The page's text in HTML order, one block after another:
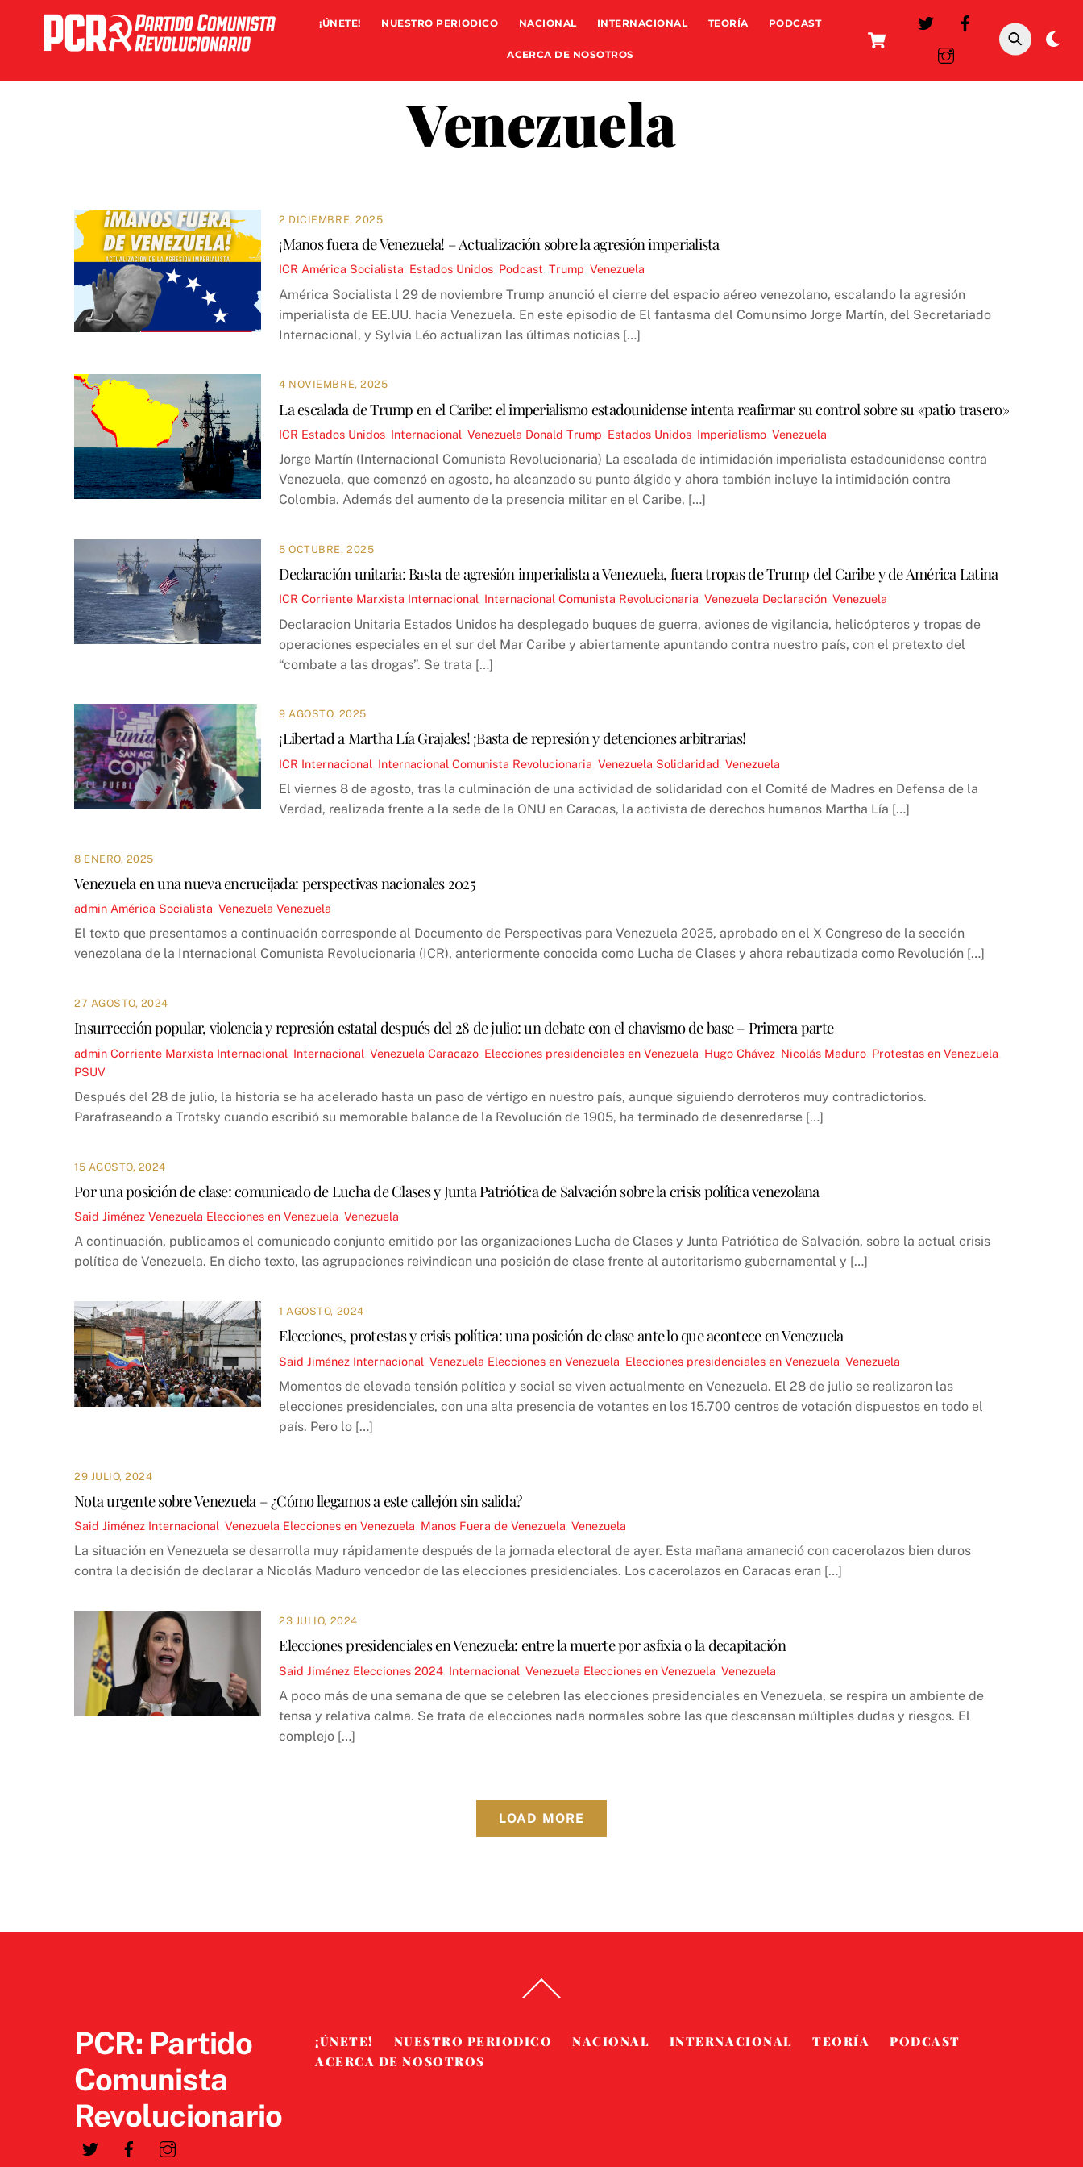
content
Cart
¡ÚNETE! NUESTRO PERIODICO NACIONAL INTERNACIONAL TEORÍA PODCAST
ACERCA DE NOSOTROS
Venezuela
2 DICIEMBRE, 2025
¡Manos fuera de Venezuela! – Actualización sobre la agresión imperialista
ICR América Socialista Estados Unidos Podcast ,Trump ,Venezuela
América Socialista l 29 de noviembre Trump anunció el cierre del espacio aéreo venezolano, escalando la agresión
imperialista de EE.UU. hacia Venezuela. En este episodio de El fantasma del Comunsimo Jorge Martín, del Secretariado
Internacional, y Sylvia Léo actualizan las últimas noticias […]
4 NOVIEMBRE, 2025
La escalada de Trump en el Caribe: el imperialismo estadounidense intenta reafirmar su control sobre su «patio trasero»
ICR Estados Unidos Internacional ,Venezuela Donald Trump Estados Unidos Imperialismo ,Venezuela
Jorge Martín (Internacional Comunista Revolucionaria) La escalada de intimidación imperialista estadounidense contra
Venezuela, que comenzó en agosto, ha alcanzado su punto álgido y ahora también incluye la intimidación contra
Colombia. Además del aumento de la presencia militar en el Caribe, […]
5 OCTUBRE, 2025
Declaración unitaria: Basta de agresión imperialista a Venezuela, fuera tropas de Trump del Caribe y de América Latina
ICR Corriente Marxista Internacional Internacional Comunista Revolucionaria ,Venezuela Declaración ,Venezuela
Declaracion Unitaria Estados Unidos ha desplegado buques de guerra, aviones de vigilancia, helicópteros y tropas de
operaciones especiales en el sur del Mar Caribe y abiertamente apuntando contra nuestro país, con el pretexto del
“combate a las drogas”. Se trata […]
9 AGOSTO, 2025
¡Libertad a Martha Lía Grajales! ¡Basta de represión y detenciones arbitrarias!
ICR Internacional Internacional Comunista Revolucionaria ,Venezuela Solidaridad ,Venezuela
El viernes 8 de agosto, tras la culminación de una actividad de solidaridad con el Comité de Madres en Defensa de la
Verdad, realizada frente a la sede de la ONU en Caracas, la activista de derechos humanos Martha Lía […]
8 ENERO, 2025
Venezuela en una nueva encrucijada: perspectivas nacionales 2025
admin América Socialista Venezuela Venezuela
El texto que presentamos a continuación corresponde al Documento de Perspectivas para Venezuela 2025, aprobado en el X Congreso de la sección
venezolana de la Internacional Comunista Revolucionaria (ICR), anteriormente conocida como Lucha de Clases y ahora rebautizada como Revolución […]
27 AGOSTO, 2024
Insurrección popular, violencia y represión estatal después del 28 de julio: un debate con el chavismo de base – Primera parte
admin Corriente Marxista Internacional Internacional Venezuela Caracazo Elecciones presidenciales en Venezuela Hugo Chávez Nicolás Maduro Protestas en Venezuela
PSUV
Después del 28 de julio, la historia se ha acelerado hasta un paso de vértigo en nuestro país, aunque siguiendo derroteros muy contradictorios.
Parafraseando a Trotsky cuando escribió su memorable balance de la Revolución de 1905, ha terminado de desenredarse […]
15 AGOSTO, 2024
Por una posición de clase: comunicado de Lucha de Clases y Junta Patriótica de Salvación sobre la crisis política venezolana
Said Jiménez Venezuela Elecciones en Venezuela Venezuela
A continuación, publicamos el comunicado conjunto emitido por las organizaciones Lucha de Clases y Junta Patriótica de Salvación, sobre la actual crisis
política de Venezuela. En dicho texto, las agrupaciones reivindican una posición de clase frente al autoritarismo gubernamental y […]
1 AGOSTO, 2024
Elecciones, protestas y crisis política: una posición de clase ante lo que acontece en Venezuela
Said Jiménez Internacional ,Venezuela Elecciones en Venezuela Elecciones presidenciales en Venezuela ,Venezuela
Momentos de elevada tensión política y social se viven actualmente en Venezuela. El 28 de julio se realizaron las
elecciones presidenciales, con una alta presencia de votantes en los 15.700 centros de votación dispuestos en todo el
país. Pero lo […]
29 JULIO, 2024
Nota urgente sobre Venezuela – ¿Cómo llegamos a este callejón sin salida?
Said Jiménez Internacional Venezuela Elecciones en Venezuela Manos Fuera de Venezuela Venezuela
La situación en Venezuela se desarrolla muy rápidamente después de la jornada electoral de ayer. Esta mañana amaneció con cacerolazos bien duros
contra la decisión de declarar a Nicolás Maduro vencedor de las elecciones presidenciales. Los cacerolazos en Caracas eran […]
23 JULIO, 2024
Elecciones presidenciales en Venezuela: entre la muerte por asfixia o la decapitación
Said Jiménez Elecciones 2024 Internacional ,Venezuela Elecciones en Venezuela ,Venezuela
A poco más de una semana de que se celebren las elecciones presidenciales en Venezuela, se respira un ambiente de
tensa y relativa calma. Se trata de elecciones nada normales sobre las que descansan múltiples dudas y riesgos. El
complejo […]
LOAD MORE
To
PCR: Partido
Comunista
Revolucionario
¡ÚNETE! NUESTRO PERIODICO NACIONAL INTERNACIONAL TEORÍA
PODCAST
ACERCA DE NOSOTROS